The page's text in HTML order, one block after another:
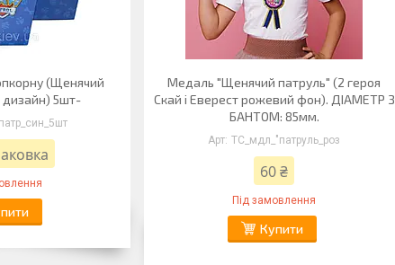
(Щенячий
дизайн) 5шт-
Медаль "Щенячий патруль" (2 героя
Скай і Еверест рожевий фон). ДІАМЕТР З
БАНТОМ: 85мм.
ТС_мдл_"патруль_роз
60 ₴
Під замовлення
Купити